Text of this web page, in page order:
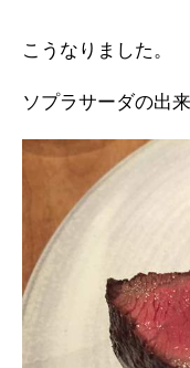
こうなりました。
ソプラサーダの出